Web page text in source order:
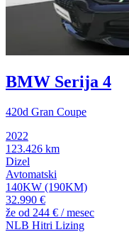
BMW Serija 4
420d Gran Coupe
2022
123.426 km
Dizel
Avtomatski
140KW (190KM)
32.990 €
že od 244 € / mesec
NLB Hitri Lizing